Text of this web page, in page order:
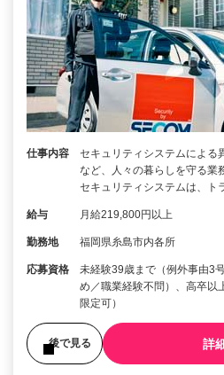
仕事内容
セキュリティシステムによる
など、人々の暮らしを守る
セキュリティシステムは、
給与 月給219,800円以上
勤務地 福岡県糸島市内各所
応募資格
未経験39歳まで（例外事由3
め／職業経験不問）、高卒
限定可）
後で見る 詳